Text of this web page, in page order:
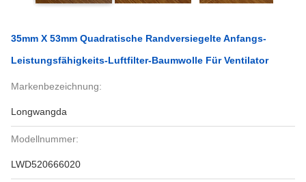
35mm X 53mm Quadratische Randversiegelte Anfangs-
Leistungsfähigkeits-Luftfilter-Baumwolle Für Ventilator
Markenbezeichnung:
Longwangda
Modellnummer:
LWD520666020